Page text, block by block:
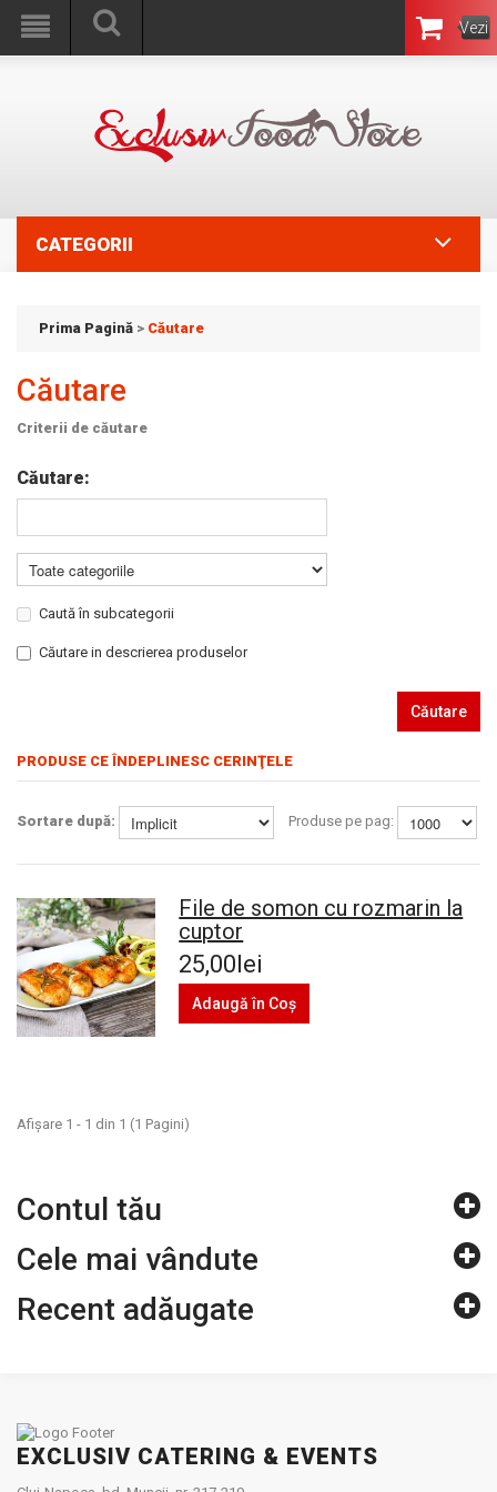
Vezi
Coşul
CATEGORII
Prima Pagină > Căutare
Căutare
Criterii de căutare
Căutare:
Caută în subcategorii
Căutare in descrierea produselor
Căutare
PRODUSE CE ÎNDEPLINESC CERINŢELE
Sortare după: Produse pe pag:
File de somon cu rozmarin la
cuptor
25,00lei
Adaugă în Coş
Afişare 1 - 1 din 1 (1 Pagini)
Contul tău
Cele mai vândute
Recent adăugate
EXCLUSIV CATERING & EVENTS